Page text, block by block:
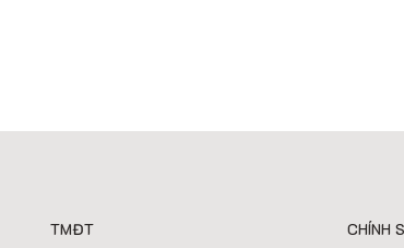
TMĐT
CHÍNH